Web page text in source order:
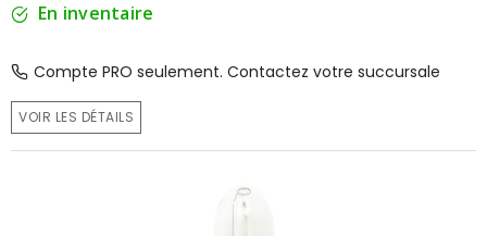
En inventaire
Compte PRO seulement. Contactez votre succursale
VOIR LES DÉTAILS